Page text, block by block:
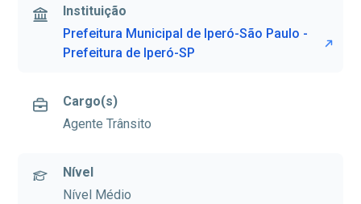
Instituição
Prefeitura Municipal de Iperó-São Paulo -
Prefeitura de Iperó-SP
Cargo(s)
Agente Trânsito
Nível
Nível Médio